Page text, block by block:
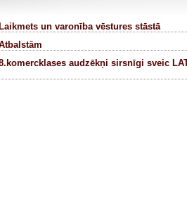
un varonība vēstures stāstā
audzēkņi sirsnīgi sveic